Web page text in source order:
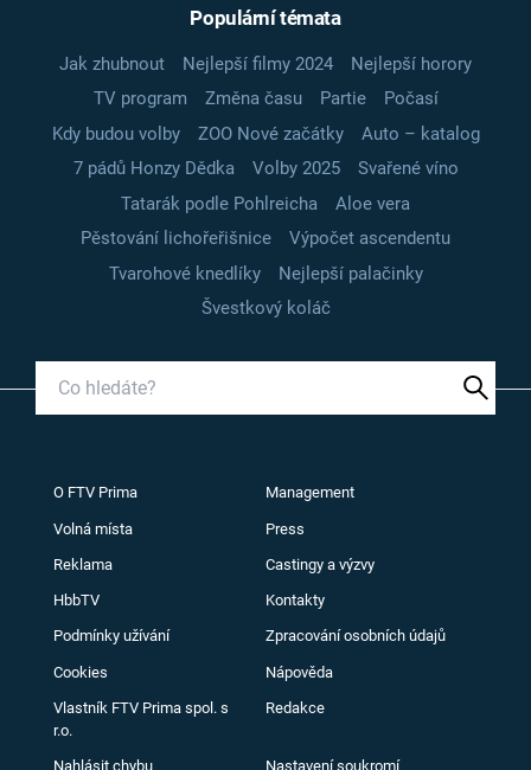
Populární témata
Jak zhubnout Nejlepší filmy 2024
Nejlepší horory
TV program
Změna času Partie
Počasí
Kdy budou volby
ZOO Nové začátky
Auto – katalog
7 pádů Honzy Dědka
Volby 2025
Svařené víno
Tatarák podle Pohlreicha
Aloe vera
Pěstování lichořeřišnice
Výpočet ascendentu
Tvarohové knedlíky
Nejlepší palačinky
Švestkový koláč
O FTV Prima Management
Volná místa Press
Reklama Castingy a výzvy
HbbTV Kontakty
Podmínky užívání Zpracování osobních údajů
Cookies Nápověda
Vlastník FTV Prima spol. s
r.o.
Redakce
Nahlásit chybu Nastavení soukromí